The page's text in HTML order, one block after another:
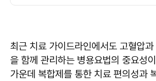
최근 치료 가이드라인에서도 고혈압
을 함께 관리하는 병용요법의 중요성
가운데 복합제를 통한 치료 편의성과